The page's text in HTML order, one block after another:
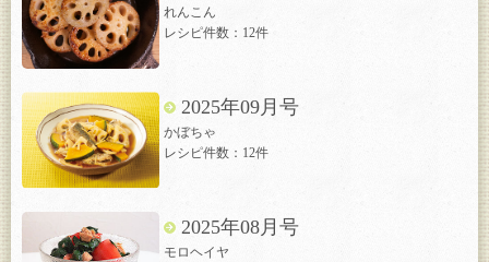
れんこん
レシピ件数：12件
2025年09月号
かぼちゃ
レシピ件数：12件
2025年08月号
モロヘイヤ